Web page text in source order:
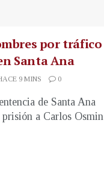
por tráfico
Santa Ana
9 MINS 0
de Santa Ana
prisión a Carlos Osmin